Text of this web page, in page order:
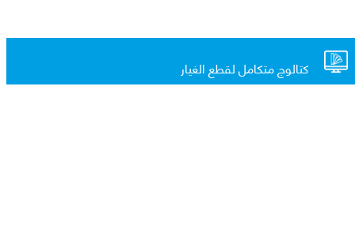
كتالوج متكامل لقطع الغيار